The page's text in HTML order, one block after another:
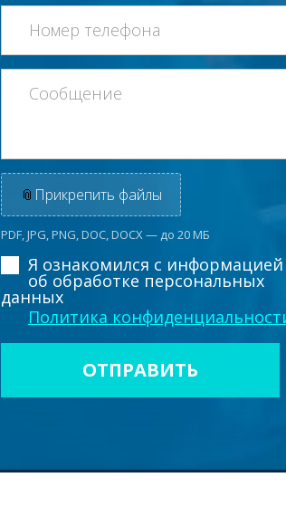
📎 Прикрепить файлы
PDF, JPG, PNG, DOC, DOCX — до 20 МБ
Я ознакомился с информацией
об обработке персональных
данных
Политика